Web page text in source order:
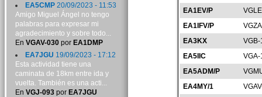
EA1EV/P
EA1IFV/P
EA3KX
EA5IIC
VGA-
EA5ADM/P
EA4MY/1
EA5CMP20/09/2023 - 11:53
Amigo Miguel Ángel no tengo
palabras para expresar mi
agradecimiento y sobre todo...
En VGAV-030por EA1DMP
EA7JGU 19/09/2023 - 17:12
Esta actividad tiene una
caminata de 18km entre ida y
vuelta. También es una acti...
En VGJ-093por EA7JGU